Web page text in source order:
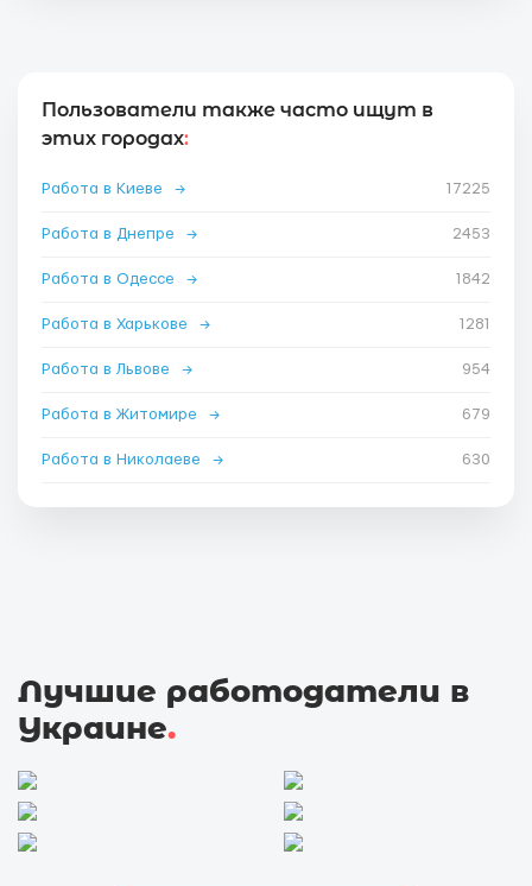
Пользователи также часто ищут в
этих городах:
Работа в Киеве → 17225
Работа в Днепре → 2453
Работа в Одессе → 1842
Работа в Харькове → 1281
Работа в Львове → 954
Работа в Житомире → 679
Работа в Николаеве → 630
Лучшие работодатели в
Украине.